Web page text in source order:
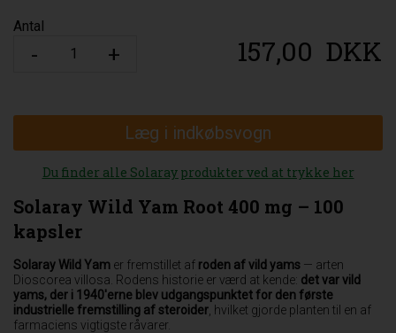
Antal
157,00 DKK
Læg i indkøbsvogn
Du finder alle Solaray produkter ved at trykke her
Solaray Wild Yam Root 400 mg – 100
kapsler
Solaray Wild Yam er fremstillet af roden af vild yams — arten
Dioscorea villosa. Rodens historie er værd at kende: det var vild
yams, der i 1940'erne blev udgangspunktet for den første
industrielle fremstilling af steroider , hvilket gjorde planten til en af
farmaciens vigtigste råvarer.